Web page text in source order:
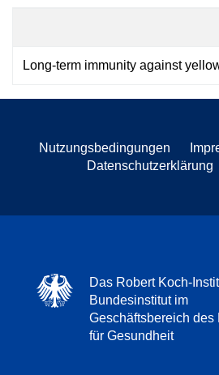
Long-term immunity against
Nutzungsbedingungen
Datenschutzerklärung
Das Robert Koch-
Bundesinstitut im
Geschäftsbereich
für Gesundheit